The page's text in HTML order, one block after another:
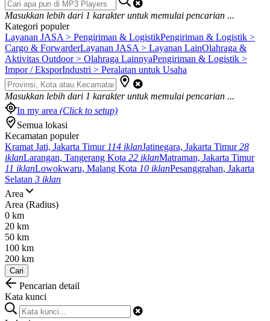
Masukkan lebih dari 1 karakter untuk memulai pencarian ...
Kategori populer
Layanan JASA > Pengiriman & LogistikPengiriman & Logistik >
Cargo & ForwarderLayanan JASA > Layanan LainOlahraga &
Aktivitas Outdoor > Olahraga LainnyaPengiriman & Logistik >
Impor / EksporIndustri > Peralatan untuk Usaha
Masukkan lebih dari 1 karakter untuk memulai pencarian ...
In my area (Click to setup)
Semua lokasi
Kecamatan populer
Kramat Jati, Jakarta Timur 114 iklanJatinegara, Jakarta Timur28
iklanLarangan, Tangerang Kota 22 iklanMatraman, Jakarta Timur
11 iklanLowokwaru, Malang Kota 10 iklanPesanggrahan, Jakarta
Selatan 3 iklan
Area
Area (Radius)
0 km
20 km
50 km
100 km
200 km
Cari
Pencarian detail
Kata kunci